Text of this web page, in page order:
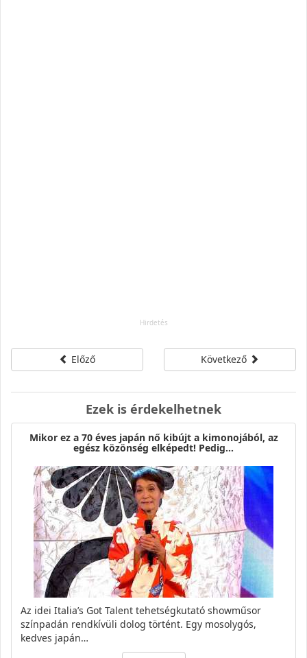
Előző Következő
Ezek is érdekelhetnek
Mikor ez a 70 éves japán nő kibújt a kimonojából, az
egész közönség elképedt! Pedig…
Az idei Italia’s Got Talent tehetségkutató showműsor
színpadán rendkívüli dolog történt. Egy mosolygós,
kedves japán…